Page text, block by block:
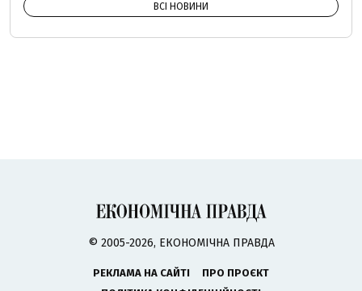
ВСІ НОВИНИ
© 2005-2026, ЕКОНОМІЧНА ПРАВДА
РЕКЛАМА НА САЙТІ
ПРО ПРОЄКТ